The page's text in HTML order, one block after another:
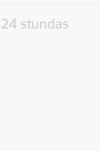
24 stundas